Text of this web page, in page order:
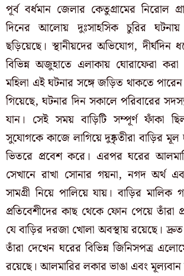
পূর্ব বর্ধমান জেলার কেতুগ্রামের নিরোল
দিনের আলোয় দুঃসাহসিক চুরির ঘটনায়
ছড়িয়েছে। স্থানীয়দের অভিযোগ, দীর্ঘদিন
বিভিন্ন অজুহাতে এলাকায় ঘোরাফেরা
মহিলা এই ঘটনার সঙ্গে জড়িত থাকতে
গিয়েছে, ঘটনার দিন সকালে পরিবারের
যান। সেই সময় বাড়িটি সম্পূর্ণ ফাঁকা
সুযোগকে কাজে লাগিয়ে দুষ্কৃতীরা বাড়ির
ভিতরে প্রবেশ করে। এরপর ঘরের
সেখানে রাখা সোনার গয়না, নগদ অর্থ
সামগ্রী নিয়ে পালিয়ে যায়। বাড়ির মালিক
প্রতিবেশীদের কাছ থেকে ফোন পেয়ে তাঁরা
যে বাড়ির দরজা খোলা অবস্থায় রয়েছে।
তাঁরা দেখেন ঘরের বিভিন্ন জিনিসপত্র
রয়েছে। আলমারির লকার ভাঙা এবং মূল্যবান